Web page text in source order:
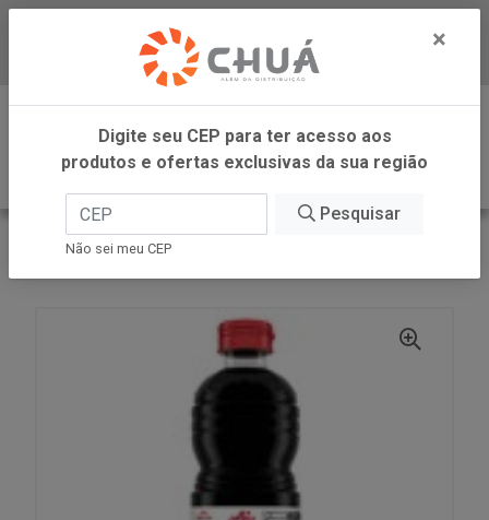
Baixe já nosso APP
0
INÍCIO
AJINOMOTO
×
Digite seu CEP para ter acesso aos
produtos e ofertas exclusivas da sua região
Pesquisar
Não sei meu CEP